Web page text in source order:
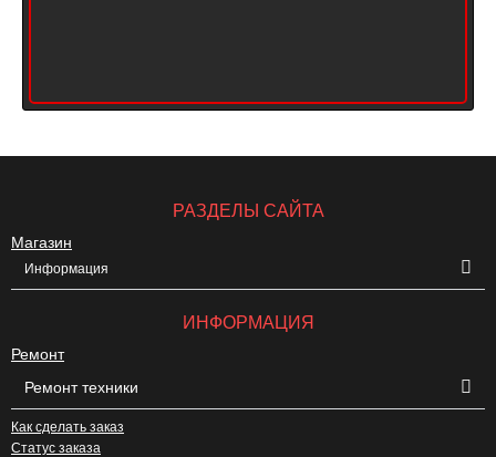
РАЗДЕЛЫ САЙТА
Магазин
Информация
ИНФОРМАЦИЯ
Ремонт
Ремонт техники
Как сделать заказ
Статус заказа